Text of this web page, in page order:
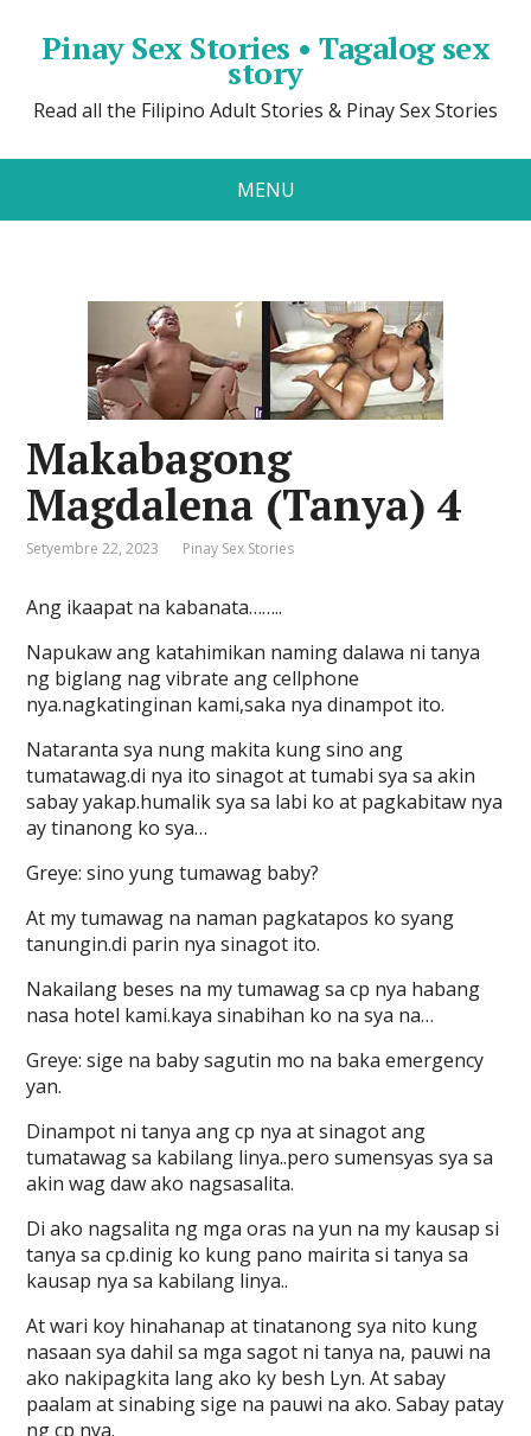
Pinay Sex Stories • Tagalog sex
story
Read all the Filipino Adult Stories & Pinay Sex Stories
MENU
Makabagong
Magdalena (Tanya) 4
Setyembre 22, 2023 Pinay Sex Stories
Ang ikaapat na kabanata……..
Napukaw ang katahimikan naming dalawa ni tanya
ng biglang nag vibrate ang cellphone
nya.nagkatinginan kami,saka nya dinampot ito.
Nataranta sya nung makita kung sino ang
tumatawag.di nya ito sinagot at tumabi sya sa akin
sabay yakap.humalik sya sa labi ko at pagkabitaw nya
ay tinanong ko sya…
Greye: sino yung tumawag baby?
At my tumawag na naman pagkatapos ko syang
tanungin.di parin nya sinagot ito.
Nakailang beses na my tumawag sa cp nya habang
nasa hotel kami.kaya sinabihan ko na sya na…
Greye: sige na baby sagutin mo na baka emergency
yan.
Dinampot ni tanya ang cp nya at sinagot ang
tumatawag sa kabilang linya..pero sumensyas sya sa
akin wag daw ako nagsasalita.
Di ako nagsalita ng mga oras na yun na my kausap si
tanya sa cp.dinig ko kung pano mairita si tanya sa
kausap nya sa kabilang linya..
At wari koy hinahanap at tinatanong sya nito kung
nasaan sya dahil sa mga sagot ni tanya na, pauwi na
ako nakipagkita lang ako ky besh Lyn. At sabay
paalam at sinabing sige na pauwi na ako. Sabay patay
ng cp nya.